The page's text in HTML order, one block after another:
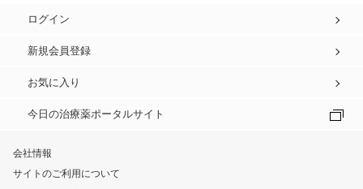
ログイン
新規会員登録
お気に入り
今日の治療薬ポータルサイト
会社情報
サイトのご利用について